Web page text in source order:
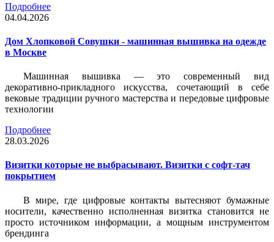
Подробнее
04.04.2026
Дом Хлопковой Совушки - машинная вышивка на одежде
в Москве
Машинная вышивка — это современный вид
декоративно-прикладного искусства, сочетающий в себе
вековые традиции ручного мастерства и передовые цифровые
технологии
Подробнее
28.03.2026
Визитки которые не выбрасывают. Визитки с софт-тач
покрытием
В мире, где цифровые контакты вытесняют бумажные
носители, качественно исполненная визитка становится не
просто источником информации, а мощным инструментом
брендинга